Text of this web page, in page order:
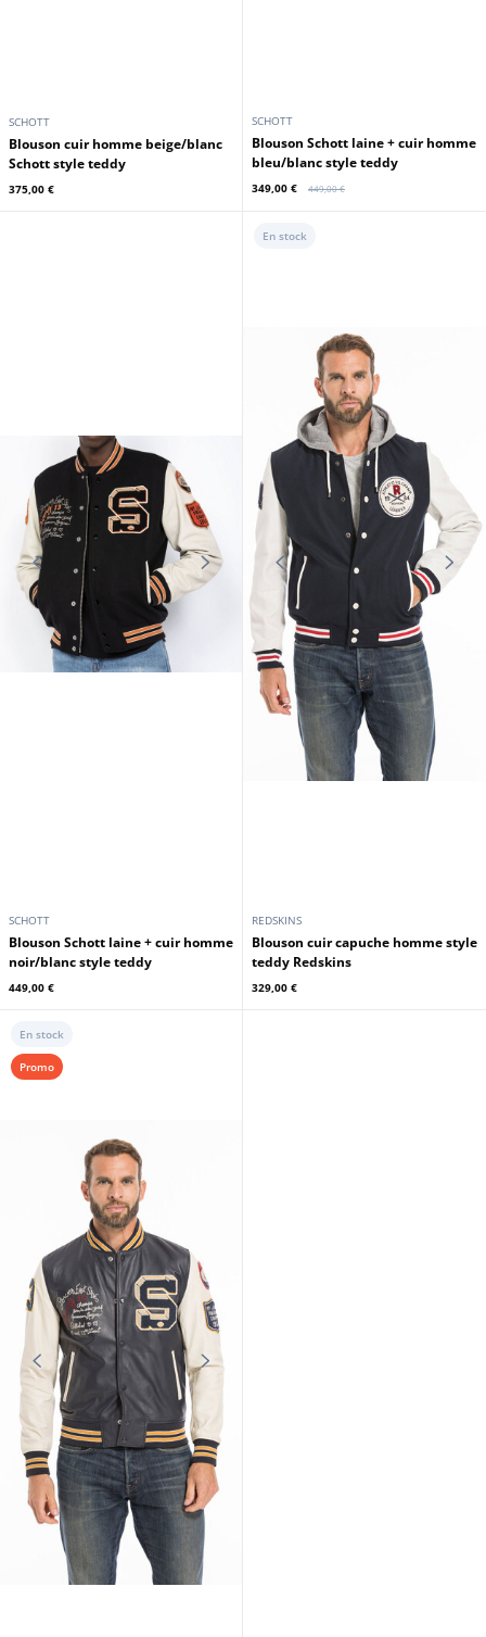
SCHOTT
Blouson cuir homme beige/blanc
Schott style teddy
375,00 €
SCHOTT
Blouson Schott laine + cuir homme
bleu/blanc style teddy
349,00 € 449,00 €
SCHOTT
Blouson Schott laine + cuir homme
noir/blanc style teddy
449,00 €
REDSKINS
Blouson cuir capuche homme style
teddy Redskins
329,00 €
En stock
En stock
Promo